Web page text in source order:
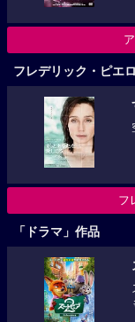
フレデリック・ピエ
フ
「ドラマ」作品